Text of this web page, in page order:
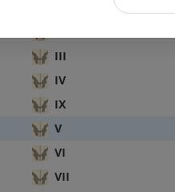
III
IV
IX
V
VI
VII